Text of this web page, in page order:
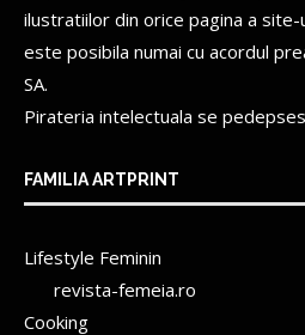
ilustratiilor din orice pagina a
este posibila numai cu acordul
SA.
Pirateria intelectuala se
FAMILIA ARTPRINT
Lifestyle Feminin
revista-femeia.ro
Cooking